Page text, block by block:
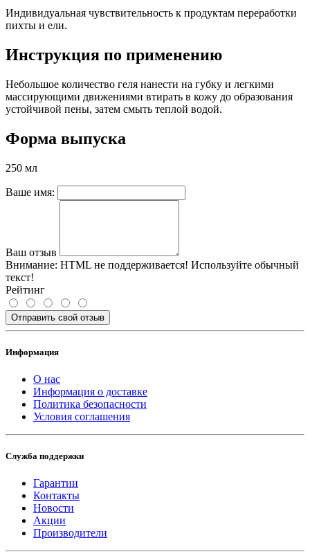
Индивидуальная чувствительность к продуктам переработки
пихты и ели.
Инструкция по применению
Небольшое количество геля нанести на губку и легкими
массирующими движениями втирать в кожу до образования
устойчивой пены, затем смыть теплой водой.
Форма выпуска
250 мл
Ваше имя:
Ваш отзыв
Внимание: HTML не поддерживается! Используйте обычный
текст!
Рейтинг
Отправить свой отзыв
Информация
О нас
Информация о доставке
Политика безопасности
Условия соглашения
Служба поддержки
Гарантии
Контакты
Новости
Акции
Производители